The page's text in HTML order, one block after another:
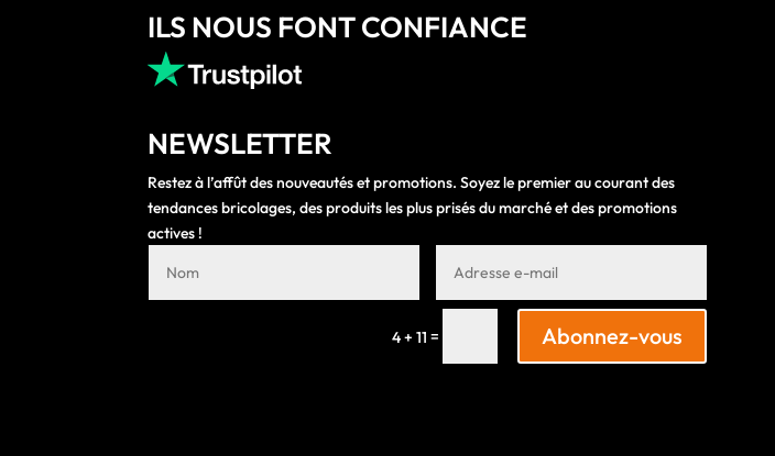
ILS NOUS FONT CONFIANCE
NEWSLETTER
Restez à l’affût des nouveautés et promotions. Soyez le premier au courant des
tendances bricolages, des produits les plus prisés du marché et des promotions
actives !
4 + 11 = Abonnez-vous